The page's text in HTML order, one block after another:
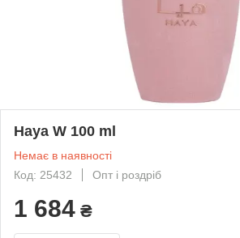
Haya W 100 ml
Немає в наявності
Код: 25432
Опт і роздріб
1 684 ₴